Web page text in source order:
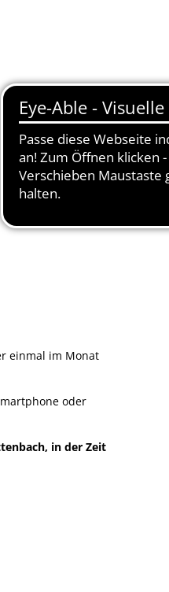
einmal im Monat
oder
in der Zeit